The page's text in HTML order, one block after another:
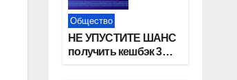
Общество
НЕ УПУСТИТЕ ШАНС
получить кешбэк 3%